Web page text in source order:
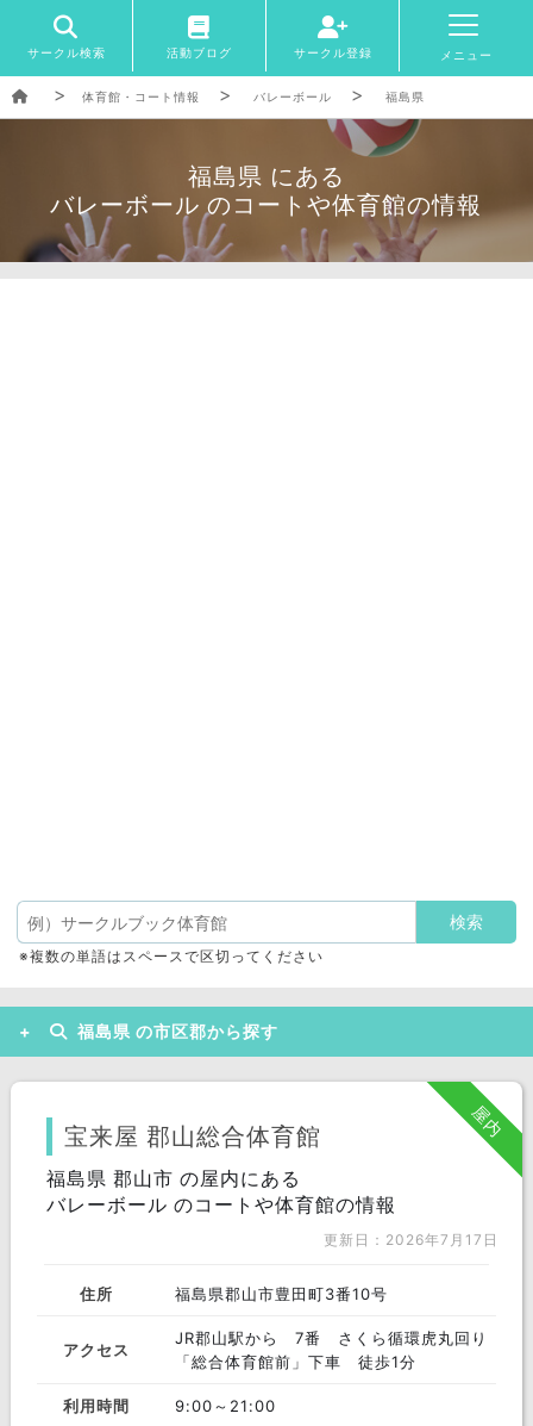
サークル検索 活動ブログ サークル登録 メニュー
体育館・コート情報 バレーボール 福島県
福島県 にある
バレーボール のコートや体育館の情報
※複数の単語はスペースで区切ってください
福島県 の市区郡から探す
いわき市 福島市 須賀川市
南相馬市 郡山市 会津若松市
喜多方市 岩瀬郡
相馬市 二本松市
本宮市
屋内
宝来屋 郡山総合体育館
福島県 郡山市 の屋内にある
バレーボール のコートや体育館の情報
更新日：2026年7月17日
住所 福島県郡山市豊田町3番10号
アクセス
JR郡山駅から 7番 さくら循環虎丸回り
「総合体育館前」下車 徒歩1分
利用時間 9:00～21:00